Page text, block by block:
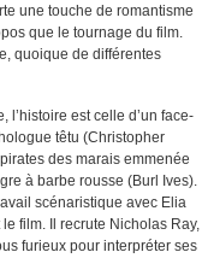
une touche de romantisme
que le tournage du film.
quoique de différentes
l’histoire est celle d’un face-
têtu (Christopher
des marais emmenée
à barbe rousse (Burl Ives).
scénaristique avec Elia
film. Il recrute Nicholas Ray,
furieux pour interpréter ses